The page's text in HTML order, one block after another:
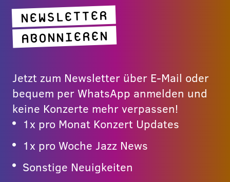
NEWSLETTER
ABONNIEREN
Jetzt zum Newsletter über E-Mail oder
bequem per WhatsApp anmelden und
keine Konzerte mehr verpassen!
1x pro Monat Konzert Updates
1x pro Woche Jazz News
Sonstige Neuigkeiten